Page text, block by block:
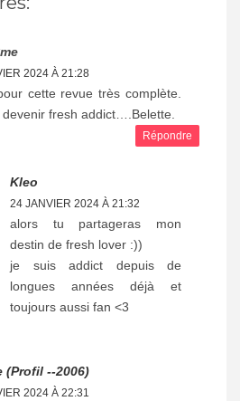
2024 À 21:28
cette revue très complète.
devenir fresh addict….Belette.
Répondre
Kleo
24 JANVIER 2024 À 21:32
alors tu partageras mon
destin de fresh lover :))
je suis addict depuis de
longues années déjà et
toujours aussi fan <3
(profil --2006)
2024 À 22:31